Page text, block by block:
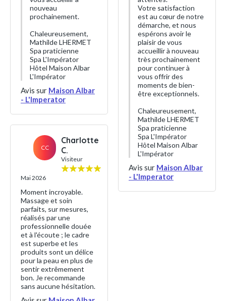
nouveau
prochainement.
Chaleureusement,
Mathilde LHERMET
Spa praticienne
Spa L'Impérator
Hôtel Maison Albar
L'Impérator
Avis sur Maison Albar
- L'Imperator
CC
Charlotte
C.
Visiteur
Mai 2026
Moment incroyable.
Massage et soin
parfaits, sur mesures,
réalisés par une
professionnelle douée
et à l'écoute ; le cadre
est superbe et les
produits sont un délice
pour la peau en plus de
sentir extrêmement
bon. Je recommande
sans aucune hésitation.
Votre satisfaction
est au cœur de notre
démarche, et nous
espérons avoir le
plaisir de vous
accueillir à nouveau
très prochainement
pour continuer à
vous offrir des
moments de bien-
être exceptionnels.
Chaleureusement,
Mathilde LHERMET
Spa praticienne
Spa L'Impérator
Hôtel Maison Albar
L'Impérator
Avis sur Maison Albar
- L'Imperator